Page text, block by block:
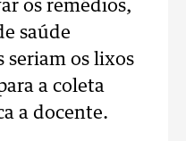
os remédios,
saúde
seriam os lixos
a coleta
a docente.